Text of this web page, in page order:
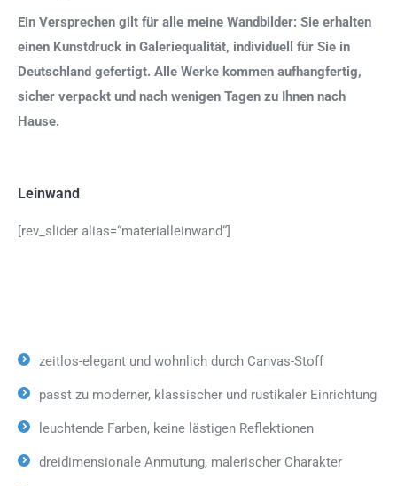
Ein Versprechen gilt für alle meine Wandbilder: Sie erhalten
einen Kunstdruck in Galeriequalität, individuell für Sie in
Deutschland gefertigt. Alle Werke kommen aufhangfertig,
sicher verpackt und nach wenigen Tagen zu Ihnen nach
Hause.
Leinwand
[rev_slider alias=“materialleinwand“]
zeitlos-elegant und wohnlich durch Canvas-Stoff
passt zu moderner, klassischer und rustikaler Einrichtung
leuchtende Farben, keine lästigen Reflektionen
dreidimensionale Anmutung, malerischer Charakter